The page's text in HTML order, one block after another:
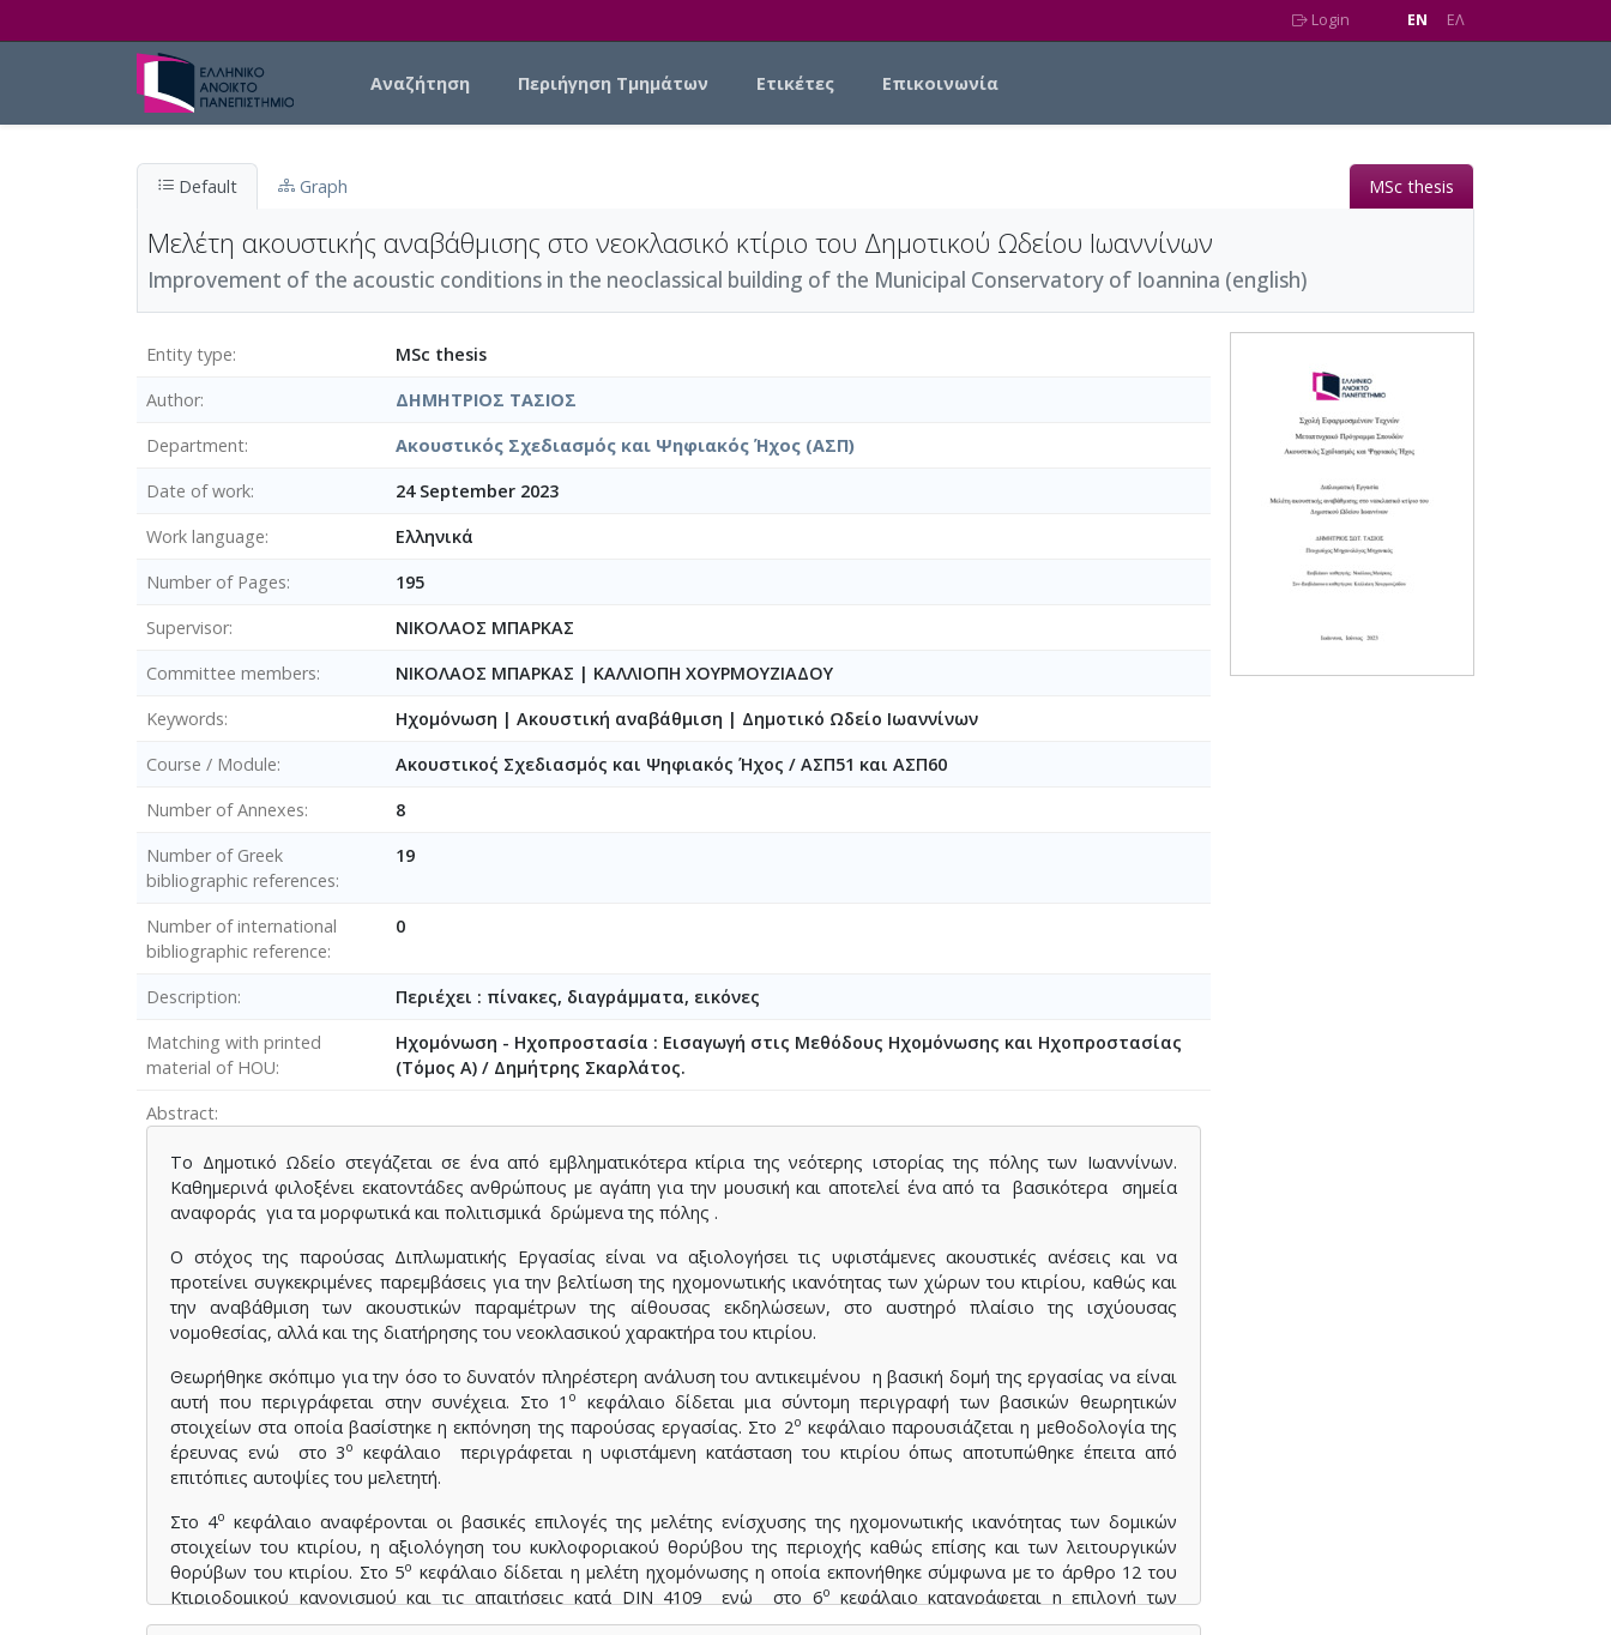
Login EN EΛ
Αναζήτηση Περιήγηση Τμημάτων Ετικέτες Επικοινωνία
Default Graph MSc thesis
Μελέτη ακουστικής αναβάθμισης στο νεοκλασικό κτίριο του Δημοτικού Ωδείου Ιωαννίνων
Improvement of the acoustic conditions in the neoclassical building of the Municipal Conservatory of Ioannina (english)
Entity type
MSc thesis
Author
ΔΗΜΗΤΡΙΟΣ ΤΑΣΙΟΣ
Department
Ακουστικός Σχεδιασμός και Ψηφιακός Ήχος (ΑΣΠ)
Date of work
24 September 2023
Work language
Ελληνικά
Number of Pages
195
Supervisor
ΝΙΚΟΛΑΟΣ ΜΠΑΡΚΑΣ
Committee members
ΝΙΚΟΛΑΟΣ ΜΠΑΡΚΑΣ | ΚΑΛΛΙΟΠΗ ΧΟΥΡΜΟΥΖΙΑΔΟΥ
Keywords
Ηχομόνωση | Ακουστική αναβάθμιση | Δημοτικό Ωδείο Ιωαννίνων
Course / Module
Ακουστικο΄ς Σχεδιασμός και Ψηφιακός Ήχος / ΑΣΠ51 και ΑΣΠ60
Number of Annexes
8
Number of Greek
bibliographic references
19
Number of international
bibliographic reference
0
Description
Περιέχει : πίνακες, διαγράμματα, εικόνες
Matching with printed
material of HOU
Ηχομόνωση - Ηχοπροστασία : Εισαγωγή στις Μεθόδους Ηχομόνωσης και Ηχοπροστασίας
(Τόμος Α) / Δημήτρης Σκαρλάτος.
Abstract
Το Δημοτικό Ωδείο στεγάζεται σε ένα από εμβληματικότερα κτίρια της νεότερης ιστορίας της πόλης των Ιωαννίνων.
Καθημερινά φιλοξένει εκατοντάδες ανθρώπους με αγάπη για την μουσική και αποτελεί ένα από τα βασικότερα σημεία
αναφοράς για τα μορφωτικά και πολιτισμικά δρώμενα της πόλης .
Ο στόχος της παρούσας Διπλωματικής Εργασίας είναι να αξιολογήσει τις υφιστάμενες ακουστικές ανέσεις και να
προτείνει συγκεκριμένες παρεμβάσεις για την βελτίωση της ηχομονωτικής ικανότητας των χώρων του κτιρίου, καθώς και
την αναβάθμιση των ακουστικών παραμέτρων της αίθουσας εκδηλώσεων, στο αυστηρό πλαίσιο της ισχύουσας
νομοθεσίας, αλλά και της διατήρησης του νεοκλασικού χαρακτήρα του κτιρίου.
Θεωρήθηκε σκόπιμο για την όσο το δυνατόν πληρέστερη ανάλυση του αντικειμένου η βασική δομή της εργασίας να είναι
αυτή που περιγράφεται στην συνέχεια. Στο 1 ο
κεφάλαιο δίδεται μια σύντομη περιγραφή των βασικών θεωρητικών
στοιχείων στα οποία βασίστηκε η εκπόνηση της παρούσας εργασίας. Στο 2ο κεφάλαιο παρουσιάζεται η μεθοδολογία της
έρευνας ενώ στο 3ο κεφάλαιο περιγράφεται η υφιστάμενη κατάσταση του κτιρίου όπως αποτυπώθηκε έπειτα από
επιτόπιες αυτοψίες του μελετητή.
Στο 4ο κεφάλαιο αναφέρονται οι βασικές επιλογές της μελέτης ενίσχυσης της ηχομονωτικής ικανότητας των δομικών
στοιχείων του κτιρίου, η αξιολόγηση του κυκλοφοριακού θορύβου της περιοχής καθώς επίσης και των λειτουργικών
θορύβων του κτιρίου. Στο 5ο κεφάλαιο δίδεται η μελέτη ηχομόνωσης η οποία εκπονήθηκε σύμφωνα με το άρθρο 12 του
Κτιριοδομικού κανονισμού και τις απαιτήσεις κατά DIN 4109 ενώ στο 6ο κεφάλαιο καταγράφεται η επιλογή των
προτεινόμενων υλικών και κατασκευαστικών διατάξεων.